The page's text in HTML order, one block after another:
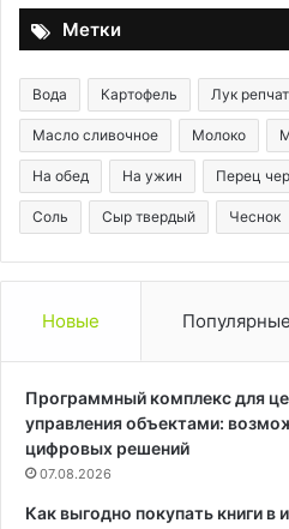
Метки
Вода Картофель Лук
Масло сливочное Молоко
На обед На ужин Перец
Соль Сыр твердый Чеснок
Новые Популярные
Программный комплекс для
управления объектами:
цифровых решений
07.08.2026
Как выгодно покупать книги в